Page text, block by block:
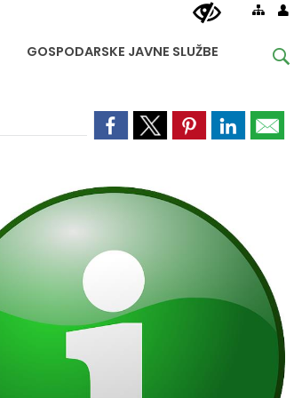
GOSPODARSKE JAVNE SLUŽBE